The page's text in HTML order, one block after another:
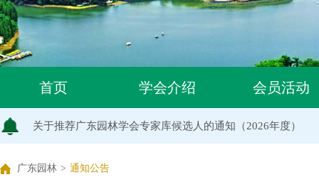
首页 学会介绍 会员活动
关于同意318位个人为广东园林学会个人会员的通知
关于2026年度广东园林学会科学技术奖申报工作延期的通知
广东园林学会关于开展2026年广东风景园林优秀学子奖评
关于推荐广东园林学会专家库候选人的通知（2026年度）
关于公布2026年度广东园林学会研究项目立项名单的通知
广东园林 > 通知公告